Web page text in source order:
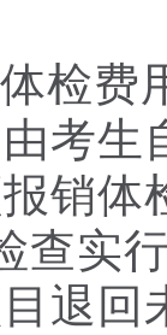
检费
考生
销体
查实
退回